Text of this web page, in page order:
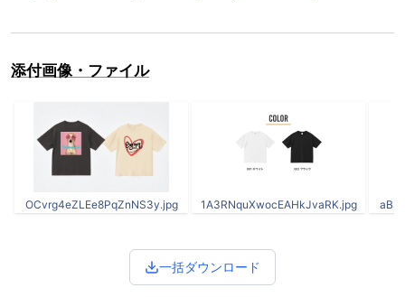
添付画像・ファイル
OCvrg4eZLEe8PqZnNS3y.jpg 1A3RNquXwocEAHkJvaRK.jpg
一括ダウンロード